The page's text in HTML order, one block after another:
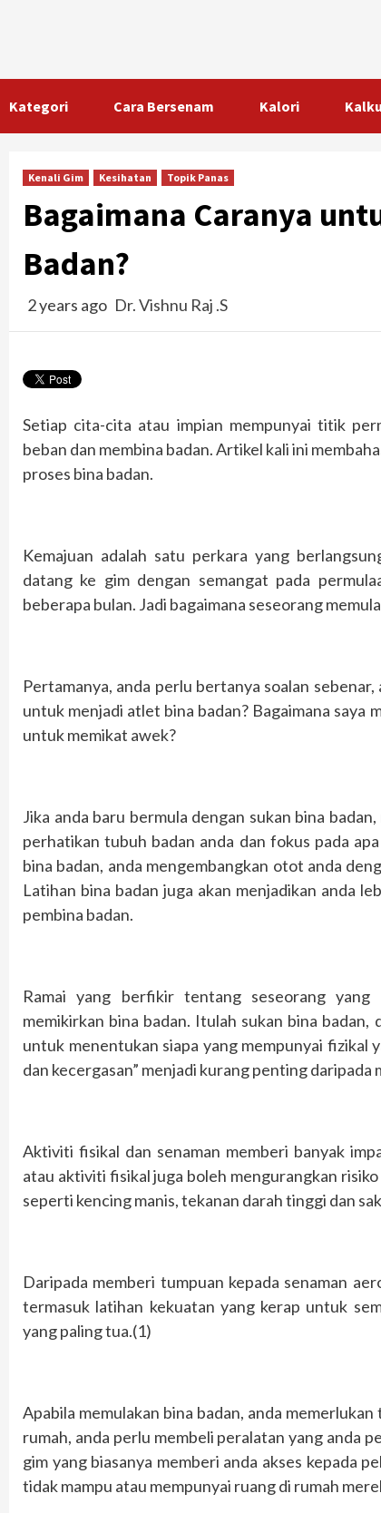
Kategori Cara Bersenam Kalori
Kenali Gim Kesihatan Topik Panas
Bagaimana Caranya
Badan?
2 years ago Dr. Vishnu Raj .S
Setiap cita-cita atau impian mempunyai titik
beban dan membina badan. Artikel kali ini
proses bina badan.
Kemajuan adalah satu perkara yang
datang ke gim dengan semangat pada
beberapa bulan. Jadi bagaimana seseorang
Pertamanya, anda perlu bertanya soalan
untuk menjadi atlet bina badan? Bagaimana saya
untuk memikat awek?
Jika anda baru bermula dengan sukan bina
perhatikan tubuh badan anda dan fokus pada
bina badan, anda mengembangkan otot anda
Latihan bina badan juga akan menjadikan anda
pembina badan.
Ramai yang berfikir tentang seseorang yang
memikirkan bina badan. Itulah sukan bina badan,
untuk menentukan siapa yang mempunyai fizikal
dan kecergasan” menjadi kurang penting
Aktiviti fisikal dan senaman memberi banyak
atau aktiviti fisikal juga boleh mengurangkan
seperti kencing manis, tekanan darah tinggi dan
Daripada memberi tumpuan kepada senaman
termasuk latihan kekuatan yang kerap untuk
yang paling tua.(1)
Apabila memulakan bina badan, anda
rumah, anda perlu membeli peralatan yang anda
gim yang biasanya memberi anda akses kepada
tidak mampu atau mempunyai ruang di rumah